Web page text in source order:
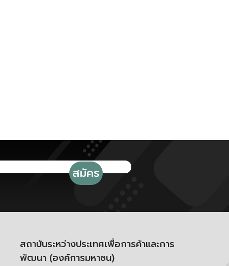
สถาบันระหว่างประเทศเพื่อการค้าและการ
พัฒนา (องค์การมหาชน)